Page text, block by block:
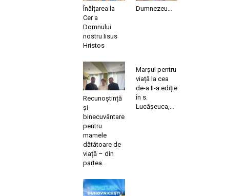
Înălțarea la
Cer a
Domnului
nostru Iisus
Hristos
Dumnezeu…
Recunoștință
și
binecuvântare
pentru
mamele
dătătoare de
viață – din
partea...
Marșul pentru
viață la cea
de-a II-a ediție
în s.
Lucășeuca,...